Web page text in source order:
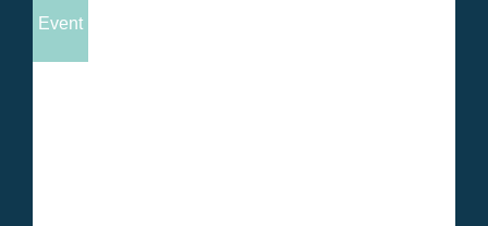
Event